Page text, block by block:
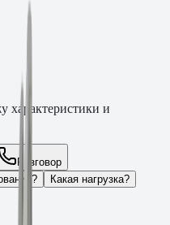
характеристики и
Разговор
Какая нагрузка?